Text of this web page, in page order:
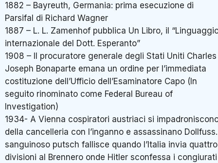
1882 – Bayreuth, Germania: prima esecuzione di
Parsifal di Richard Wagner
1887 – L. L. Zamenhof pubblica Un Libro, il
internazionale del Dott. Esperanto”
1908 – Il procuratore generale degli Stati Uniti Charles
Joseph Bonaparte emana un ordine per l’immediata
costituzione dell’Ufficio dell’Esaminatore Capo (In
seguito rinominato come Federal Bureau of
Investigation)
1934- A Vienna cospiratori austriaci si
della cancelleria con l’inganno e assassinano
sanguinoso putsch fallisce quando l’Italia invia quattro
divisioni al Brennero onde Hitler sconfessa i